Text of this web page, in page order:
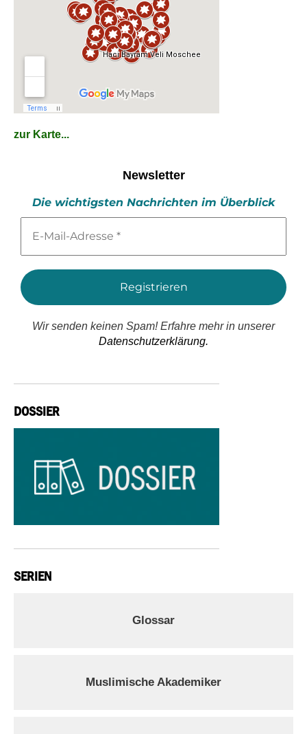
zur Karte...
Newsletter
Die wichtigsten Nachrichten im Überblick
Mail-
*
Wir senden keinen Spam! Erfahre mehr in unserer
Datenschutzerklärung.
DOSSIER
SERIEN
Glossar
Muslimische Akademiker